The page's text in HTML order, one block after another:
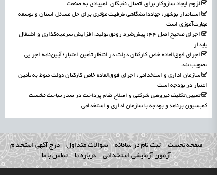
لزوم ایجاد سازوکار برای اتصال نخبگان المپیادی به صنعت
استاندار بوشهر: جهاددانشگاهی ظرفیت مؤثری برای حل مسائل استان و توسعه
مهارت‌آموزی است
اجرای صحیح اصل ۴۴؛ پیش‌شرط رونق تولید، افزایش سرمایه‌گذاری و اشتغال
پایدار
اجرای فوق‌العاده خاص کارکنان دولت در انتظار تأمین اعتبار؛ آیین‌نامه اجرایی
تصویب شد
سازمان اداری و استخدامی: اجرای فوق‌العاده خاص کارکنان دولت منوط به تأمین
اعتبار در بودجه است
تعیین تکلیف نیروهای شرکتی و اصلاح نظام پرداخت در صدر مباحث نشست
کمیسیون برنامه و بودجه با سازمان اداری و استخدامی
صفحه نخست ثبت نام در سامانه سوالات متداول
درج آگهی استخدام
آزمون آزمایشی استخدامی
درباره ما تماس با ما